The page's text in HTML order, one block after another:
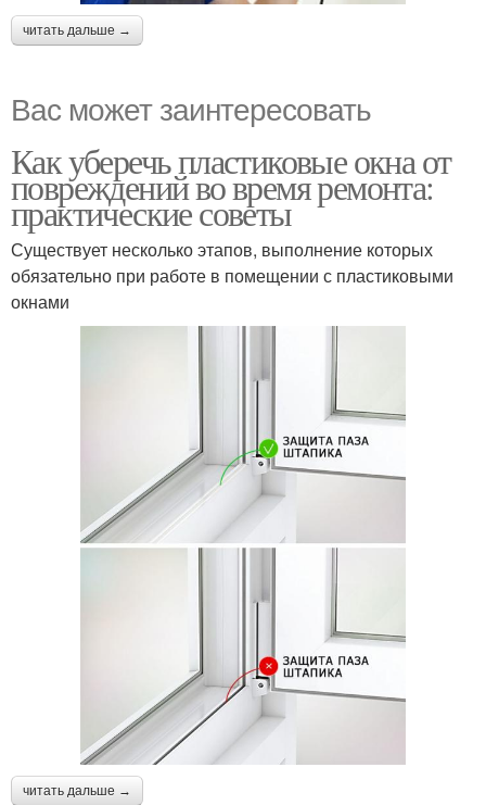
читать дальше →
Вас может заинтересовать
Как уберечь пластиковые окна от
повреждений во время ремонта:
практические советы
Существует несколько этапов, выполнение которых
обязательно при работе в помещении с пластиковыми
окнами
читать дальше →